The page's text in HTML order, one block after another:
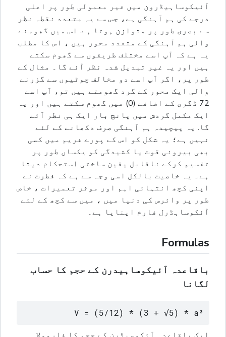
آئیکوساہیڈرون میں غیر معمولی طور پر اعلی
درجے کی ہم آہنگی ہے، جس سے یہ متعدد نقطہ نظر
سے بصری طور پر متوازن ہوتا ہے. اس میں گھومنے
والی ہم آہنگی کے متعدد محور ہیں ، اس کا مطلب
یہ ہے کہ آپ اسے مختلف طریقوں سے گھوم سکتے
ہیں اور یہ غیر تبدیل شدہ نظر آئے گا۔ مثال کے
طور پر، اگر آپ اسے دو مخالف چوٹیوں سے گزرنے
والی ایک محور کے گرد گھومتے ہیں تو، آپ اسے
72 ڈگری کے اضافے (0) میں گھوم سکتے ہیں اور یہ
ایک مکمل گردش میں پانچ بار ایک ہی نظر آئے
گا. یہ پیچیدہ ہم آہنگی صرف دکھانے کے لئے
نہیں ہے؛ یہ شکل کو اس کے پورے فریم میں کسی
بھی بیرونی قوت یا کشیدگی کو یکساں طور پر
تقسیم کرکے ناقابل یقین ساختی استحکام دیتا
ہے۔ یہ خاصیت بالکل اسی وجہ سے ہے کہ فطرت نے
اپنی کچھ انتہائی اہم اور موثر تعمیرات ، خاص
طور پر وائرس کی دنیا میں ، میں سے کچھ کے لئے
آئکوساہڈرل فارم اپنایا ہے۔
Formulas
باقاعدہ آئیکوساہیدرن کے حجم کا حساب
لگانا
V = (5/12) * (3 + √5) * a³